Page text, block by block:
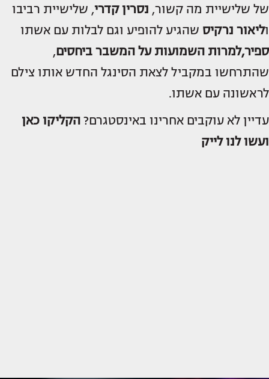
של שלישיית מה קשור, נסרין קדרי, שלישיית רביבו
וליאור נרקיס שהגיע להופיע וגם לבלות עם אשתו
ספיר,למרות השמועות על המשבר ביחסים,
שהתרחשו במקביל לצאת הסינגל החדש אותו צילם
לראשונה עם אשתו.
עדיין לא עוקבים אחרינו באינסטגרם? הקליקו כאן
ועשו לנו לייק